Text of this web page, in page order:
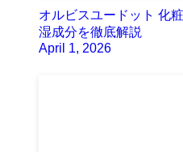
オルビスユードット 化
湿成分を徹底解説
April 1, 2026